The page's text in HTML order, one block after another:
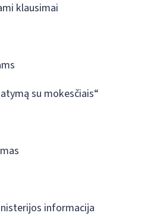
klausimai
su mokesčiais“
informacija